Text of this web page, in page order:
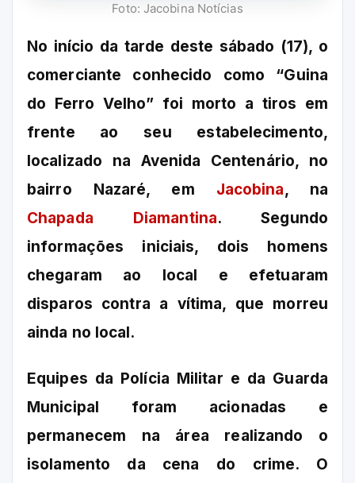
Foto: Jacobina Notícias
No início da tarde deste sábado (17), o
comerciante conhecido como “Guina
do Ferro Velho” foi morto a tiros em
frente ao seu estabelecimento,
localizado na Avenida Centenário, no
bairro Nazaré, em Jacobina, na
Chapada Diamantina. Segundo
informações iniciais, dois homens
chegaram ao local e efetuaram
disparos contra a vítima, que morreu
ainda no local.
Equipes da Polícia Militar e da Guarda
Municipal foram acionadas e
permanecem na área realizando o
isolamento da cena do crime. O